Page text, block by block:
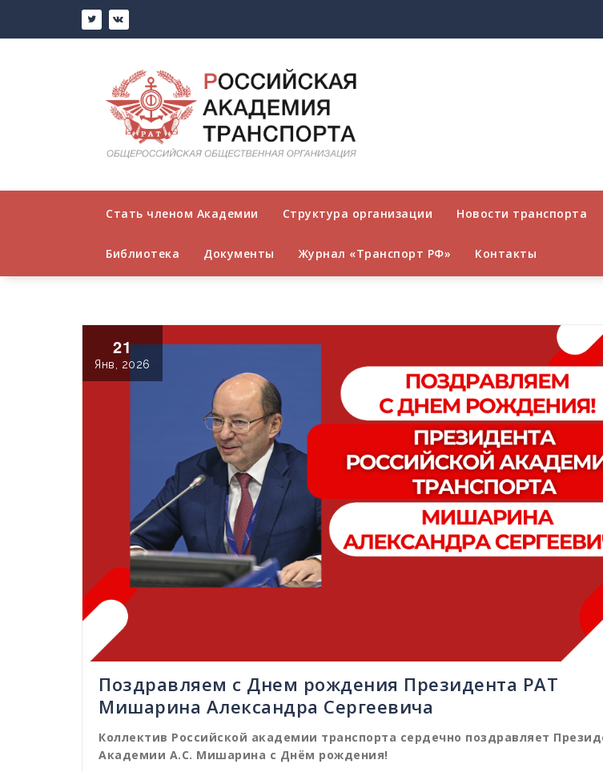
содержимому
Стать членом Академии Структура организации Новости транспорта
Библиотека Документы Журнал «Транспорт РФ» Контакты
21
Янв, 2026
Поздравляем с Днем рождения Президента РАТ
Мишарина Александра Сергеевича
Коллектив Российской академии транспорта сердечно поздравляет
Академии А.С. Мишарина с Днём рождения!